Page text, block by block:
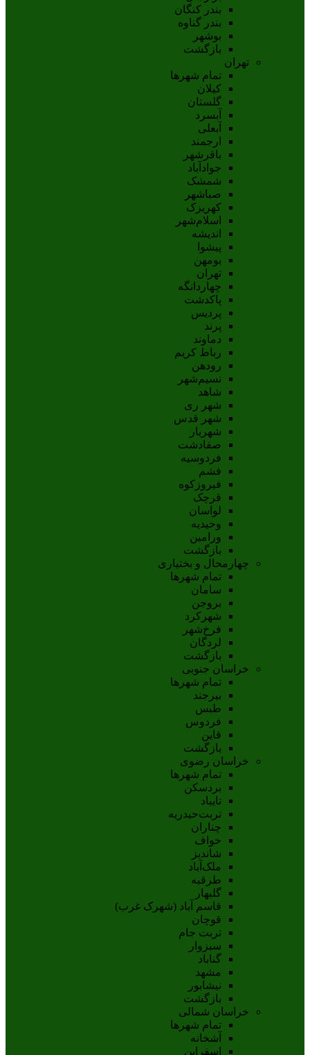
بندر کنگان
بندر گناوه
بوشهر
بازگشت
تهران
تمام شهر‌ها
کیلان
گلستان
آبسرد
آبعلی
ارجمند
باقرشهر
جوادآباد
شمشک
صباشهر
کهریزک
اسلام‌شهر
اندیشه
پيشوا
بومهن
تهران
چهاردانگه
پاکدشت
پردیس
پرند
دماوند
رباط کریم
رودهن
نسيم‌شهر
شاهد
شهر ری
شهر قدس
شهریار
صفادشت
فردوسیه
فشم
فیروزکوه
قرچک
لواسان
وحیدیه
ورامین
بازگشت
چهارمحال و بختیاری
تمام شهر‌ها
سامان
بروجن
شهرکرد
فرخ‌شهر
لردگان
بازگشت
خراسان جنوبی
تمام شهر‌ها
بيرجند
طبس
فردوس
قاين
بازگشت
خراسان رضوی
تمام شهر‌ها
بردسکن
تایباد
تربت‌حیدریه
چناران
خواف
شاندیز
ملک‌آباد
طرقبه
گلبهار
قاسم آباد (شهرک غرب)
قوچان
تربت جام
سبزوار
گناباد
مشهد
نيشابور
بازگشت
خراسان شمالی
تمام شهر‌ها
آشخانه
اسفراين